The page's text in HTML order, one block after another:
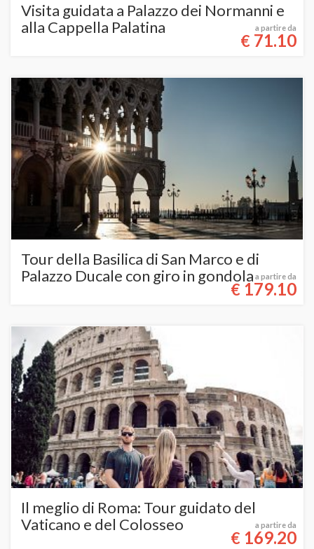
Visita guidata a Palazzo dei Normanni e
alla Cappella Palatina
a partire da
€ 71.10
Tour della Basilica di San Marco e di
Palazzo Ducale con giro in gondola a partire da
€ 179.10
Il meglio di Roma: Tour guidato del
Vaticano e del Colosseo
a partire da
€ 169.20